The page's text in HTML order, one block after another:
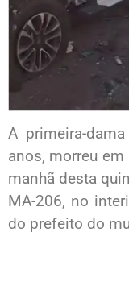
A primeira-
anos, morreu
manhã desta
MA-206, no
do prefeito do